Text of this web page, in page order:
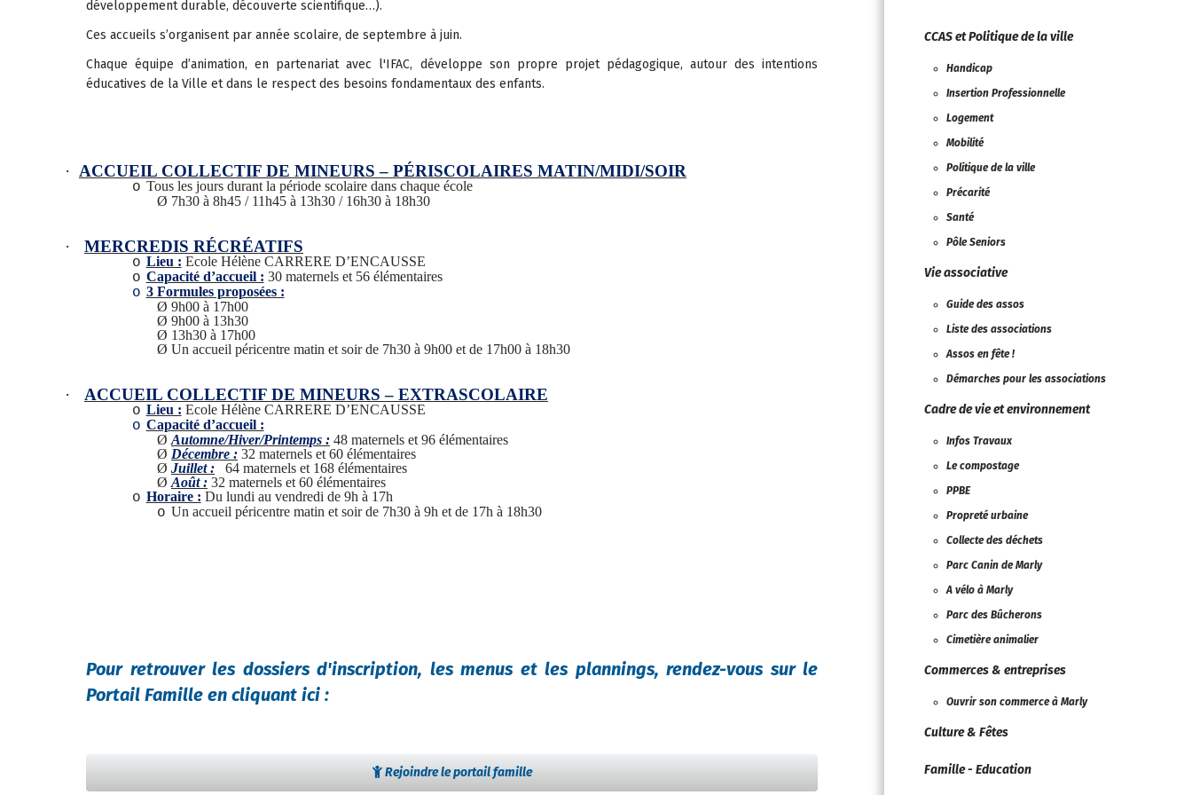
développement durable, découverte scientifique…).
Ces accueils s’organisent par année scolaire, de septembre à juin.
Chaque équipe d’animation, en partenariat avec l'IFAC, développe son propre projet pédagogique, autour des intentions
éducatives de la Ville et dans le respect des besoins fondamentaux des enfants.
· ACCUEIL COLLECTIF DE MINEURS – PÉRISCOLAIRES MATIN/MIDI/SOIR
o Tous les jours durant la période scolaire dans chaque école
Ø 7h30 à 8h45 / 11h45 à 13h30 / 16h30 à 18h30
· MERCREDIS RÉCRÉATIFS
o Lieu : Ecole Hélène CARRERE D’ENCAUSSE
o Capacité d’accueil : 30 maternels et 56 élémentaires
o 3 Formules proposées :
Ø 9h00 à 17h00
Ø 9h00 à 13h30
Ø 13h30 à 17h00
Ø Un accueil péricentre matin et soir de 7h30 à 9h00 et de 17h00 à 18h30
· ACCUEIL COLLECTIF DE MINEURS – EXTRASCOLAIRE
o Lieu : Ecole Hélène CARRERE D’ENCAUSSE
o Capacité d’accueil :
Ø Automne/Hiver/Printemps : 48 maternels et 96 élémentaires
Ø Décembre : 32 maternels et 60 élémentaires
Ø Juillet :
64 maternels et 168 élémentaires
Ø Août : 32 maternels et 60 élémentaires
o Horaire : Du lundi au vendredi de 9h à 17h
o Un accueil péricentre matin et soir de 7h30 à 9h et de 17h à 18h30
Pour retrouver les dossiers d'inscription, les menus et les plannings, rendez-vous sur le
Portail Famille en cliquant ici :
Rejoindre le portail famille
CCAS et Politique de la ville
Handicap
Insertion Professionnelle
Logement
Mobilité
Politique de la ville
Précarité
Santé
Pôle Seniors
Vie associative
Guide des assos
Liste des associations
Assos en fête !
Démarches pour les associations
Cadre de vie et environnement
Infos Travaux
Le compostage
PPBE
Propreté urbaine
Collecte des déchets
Parc Canin de Marly
A vélo à Marly
Parc des Bûcherons
Cimetière animalier
Commerces & entreprises
Ouvrir son commerce à Marly
Culture & Fêtes
Famille - Education